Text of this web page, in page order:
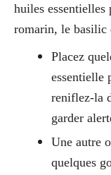
huiles
romarin, le basilic
Placez
essentielle
reniflez-la
garder
Une autre
quelques